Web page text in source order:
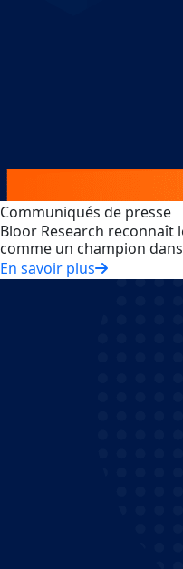
Communiqués de presse
Bloor Research reconnaît
comme un champion
En savoir plus